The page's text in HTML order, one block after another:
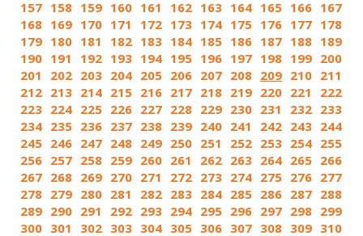
157 158 159 160 161 162 163 164 165 166 167
168 169 170 171 172 173 174 175 176 177 178
179 180 181 182 183 184 185 186 187 188 189
190 191 192 193 194 195 196 197 198 199 200
201
202 203 204 205 206 207 208 209 210 211
212 213 214 215 216 217 218 219 220 221
222
223 224 225 226 227 228 229 230 231 232 233
234 235 236 237 238 239 240 241 242 243 244
245 246 247 248 249 250 251 252 253 254 255
256 257 258 259 260 261 262 263 264 265 266
267 268 269 270 271 272 273 274 275 276 277
278 279 280 281 282 283 284 285 286 287 288
289 290 291 292 293 294 295 296 297 298 299
300 301 302 303 304 305 306 307 308 309 310